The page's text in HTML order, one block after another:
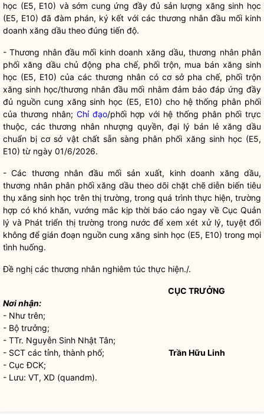
học (E5, E10) và sớm cung ứng đầy đủ sản lượng xăng sinh học
(E5, E10) đã đàm phán, ký kết với các thương nhân đầu mối kinh
doanh xăng dầu theo đúng tiến độ.
- Thương nhân đầu mối kinh doanh xăng dầu, thương nhân phân
phối xăng dầu chủ động pha chế, phối trộn, mua bán xăng sinh
học (E5, E10) của các thương nhân có cơ sở pha chế, phối trộn
xăng sinh học/thương nhân đầu mối nhằm đảm bảo đáp ứng đầy
đủ nguồn cung xăng sinh học (E5, E10) cho hệ thống phân phối
của thương nhân; Chỉ đạo/phối hợp với hệ thống phân phối trực
thuộc, các thương nhân nhượng quyền, đại lý bán lẻ xăng dầu
chuẩn bị cơ sở vật chất sẵn sàng phân phối xăng sinh học (E5,
E10) từ ngày 01/6/2026.
- Các thương nhân đầu mối sản xuất, kinh doanh xăng dầu,
thương nhân phân phối xăng dầu theo dõi chặt chẽ diễn biến tiêu
thụ xăng sinh học trên thị trường, trong quá trình thực hiện, trường
hợp có khó khăn, vướng mắc kịp thời báo cáo ngay về Cục Quản
lý và Phát triển thị trường trong nước để xem xét xử lý, tuyệt đối
không để gián đoạn nguồn cung xăng sinh học (E5, E10) trong mọi
tình huống.
Đề nghị các thương nhân nghiêm túc thực hiện./.
Nơi nhận:
- Như trên;
- Bộ trưởng;
- TTr. Nguyễn Sinh Nhật Tân;
- SCT các tỉnh, thành phố;
- Cục ĐCK;
- Lưu: VT, XD (quandm).
CỤC TRƯỞNG
Trần Hữu Linh